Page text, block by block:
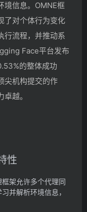
境信息。OMNE框
了对个体行为变化
行流程，并推动系
Face平台发布
的整体成功
尖机构提交的作
越。
性
架允许多个代理同
并解析环境信息，